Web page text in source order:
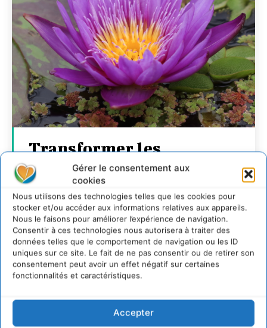
Gérer le consentement aux
cookies
Nous utilisons des technologies telles que les cookies pour
stocker et/ou accéder aux informations relatives aux appareils.
Nous le faisons pour améliorer l’expérience de navigation.
Consentir à ces technologies nous autorisera à traiter des
données telles que le comportement de navigation ou les ID
uniques sur ce site. Le fait de ne pas consentir ou de retirer son
consentement peut avoir un effet négatif sur certaines
fonctionnalités et caractéristiques.
Accepter
Transformer les
territoires par le
dialogue et la
coopération avec un
Commun
d’Accompagnement des
Transitions
CYRILLE SOUCHE - 7 AOÛT 2026